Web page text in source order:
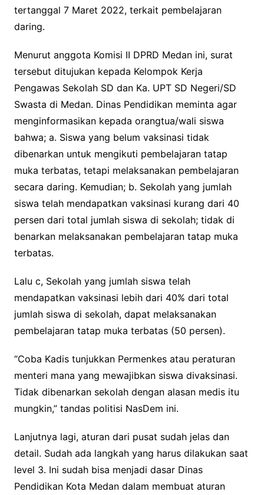
tertanggal 7 Maret 2022, terkait pembelajaran
daring.
Menurut anggota Komisi II DPRD Medan ini, surat
tersebut ditujukan kepada Kelompok Kerja
Pengawas Sekolah SD dan Ka. UPT SD Negeri/SD
Swasta di Medan. Dinas Pendidikan meminta agar
menginformasikan kepada orangtua/wali siswa
bahwa; a. Siswa yang belum vaksinasi tidak
dibenarkan untuk mengikuti pembelajaran tatap
muka terbatas, tetapi melaksanakan pembelajaran
secara daring. Kemudian; b. Sekolah yang jumlah
siswa telah mendapatkan vaksinasi kurang dari 40
persen dari total jumlah siswa di sekolah; tidak di
benarkan melaksanakan pembelajaran tatap muka
terbatas.
Lalu c, Sekolah yang jumlah siswa telah
mendapatkan vaksinasi lebih dari 40% dari total
jumlah siswa di sekolah, dapat melaksanakan
pembelajaran tatap muka terbatas (50 persen).
“Coba Kadis tunjukkan Permenkes atau peraturan
menteri mana yang mewajibkan siswa divaksinasi.
Tidak dibenarkan sekolah dengan alasan medis itu
mungkin,” tandas politisi NasDem ini.
Lanjutnya lagi, aturan dari pusat sudah jelas dan
detail. Sudah ada langkah yang harus dilakukan saat
level 3. Ini sudah bisa menjadi dasar Dinas
Pendidikan Kota Medan dalam membuat aturan